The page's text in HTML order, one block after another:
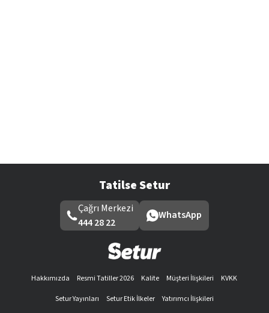
Tatilse Setur
Çağrı Merkezi
444 28 22
WhatsApp
Hakkımızda Resmi Tatiller 2026 Kalite Müşteri İlişkileri
KVKK
Setur Yayınları
Setur Etik İlkeler
Yatırımcı İlişkileri